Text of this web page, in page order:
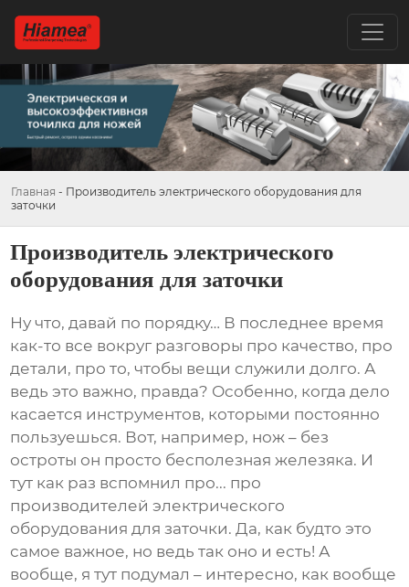
Главная - Производитель электрического оборудования для
заточки
Производитель электрического
оборудования для заточки
Ну что, давай по порядку… В последнее время
как-то все вокруг разговоры про качество, про
детали, про то, чтобы вещи служили долго. А
ведь это важно, правда? Особенно, когда дело
касается инструментов, которыми постоянно
пользуешься. Вот, например, нож – без
остроты он просто бесполезная железяка. И
тут как раз вспомнил про... про
производителейэлектрического
оборудования для заточки. Да, как будто это
самое важное, но ведь так оно и есть! А
вообще, я тут подумал – интересно, как вообще